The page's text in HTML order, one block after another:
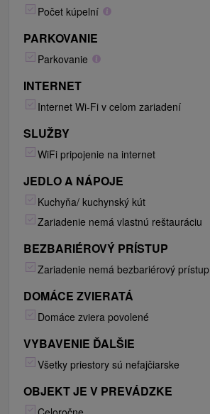
Počet kúpelní
PARKOVANIE
Parkovanie
INTERNET
Internet Wi-Fi v celom zariadení
SLUŽBY
WiFi pripojenie na internet
JEDLO A NÁPOJE
Kuchyňa/ kuchynský kút
Zariadenie nemá vlastnú reštauráciu
BEZBARIÉROVÝ PRÍSTUP
Zariadenie nemá bezbariérový prístup
DOMÁCE ZVIERATÁ
Domáce zviera povolené
VYBAVENIE ĎALŠIE
Všetky priestory sú nefajčiarske
OBJEKT JE V PREVÁDZKE